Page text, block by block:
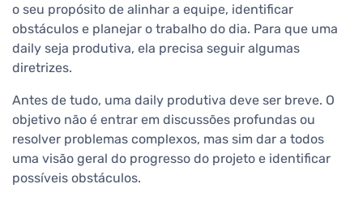
o seu propósito de alinhar a equipe, identificar
obstáculos e planejar o trabalho do dia. Para que uma
daily seja produtiva, ela precisa seguir algumas
diretrizes.
Antes de tudo, uma daily produtiva deve ser breve. O
objetivo não é entrar em discussões profundas ou
resolver problemas complexos, mas sim dar a todos
uma visão geral do progresso do projeto e identificar
possíveis obstáculos.